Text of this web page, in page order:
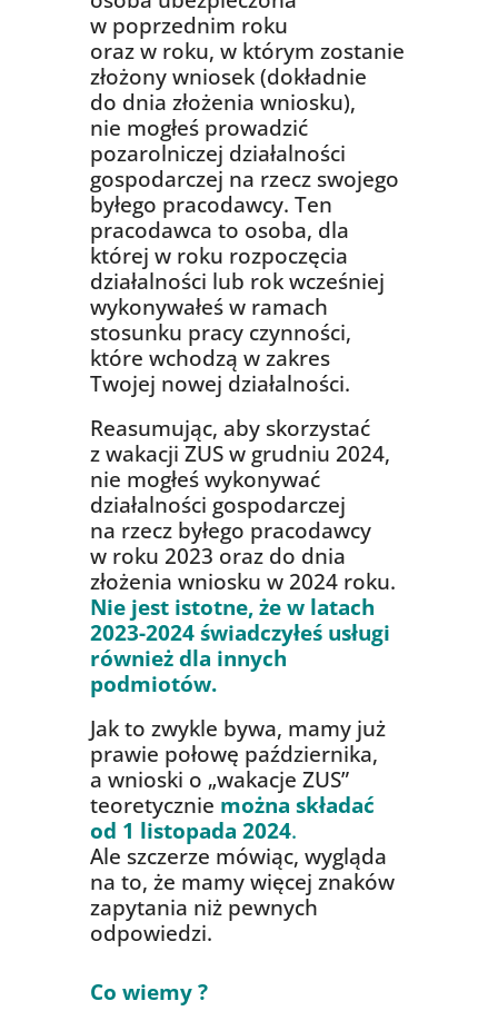
w poprzednim roku
oraz w roku, w którym zostanie
złożony wniosek (dokładnie
do dnia złożenia wniosku),
nie mogłeś prowadzić
pozarolniczej działalności
gospodarczej na rzecz swojego
byłego pracodawcy. Ten
pracodawca to osoba, dla
której w roku rozpoczęcia
działalności lub rok wcześniej
wykonywałeś w ramach
stosunku pracy czynności,
które wchodzą w zakres
Twojej nowej działalności.
Reasumując, aby skorzystać
z wakacji ZUS w grudniu 2024,
nie mogłeś wykonywać
działalności gospodarczej
na rzecz byłego pracodawcy
w roku 2023 oraz do dnia
złożenia wniosku w 2024 roku.
Nie jest istotne, że w latach
2023-2024 świadczyłeś usługi
również dla innych
podmiotów.
Jak to zwykle bywa, mamy już
prawie połowę października,
a wnioski o „wakacje ZUS”
teoretycznie można składać
od 1 listopada 2024.
Ale szczerze mówiąc, wygląda
na to, że mamy więcej znaków
zapytania niż pewnych
odpowiedzi.
Co wiemy ?